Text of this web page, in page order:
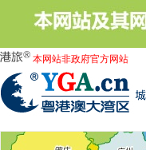
本网站非政府官方网站